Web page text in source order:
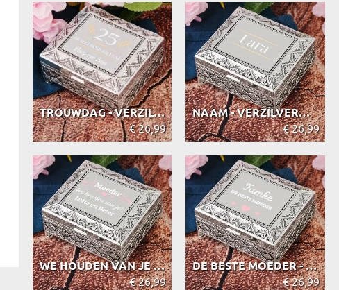
TROUWDAG - VERZILVERDE KISTJE
€ 26,99
NAAM - VERZILVERDE KISTJE
€ 26,99
WE HOUDEN VAN JE - VERZILVERDE KISTJE
€ 26,99
DE BESTE MOEDER - VERZILVERDE KISTJE
€ 26,99